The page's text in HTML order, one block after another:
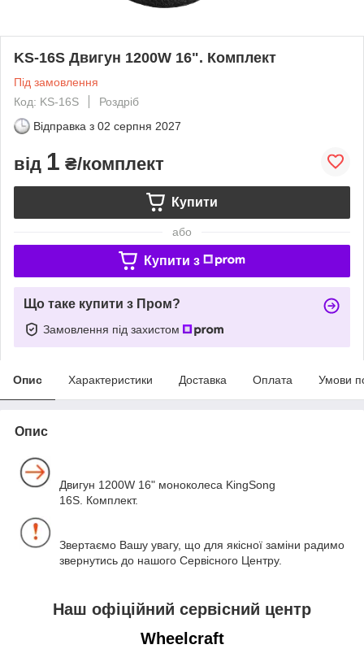
KS-16S Двигун 1200W 16". Комплект
Під замовлення
Код: KS-16S
Роздріб
Відправка з 02 серпня 2027
від 1 ₴/комплект
Купити
або
Купити з
Що таке купити з Пром?
Замовлення під захистом
Опис Характеристики Доставка Оплата Умови
Опис
Двигун 1200W 16" моноколеса KingSong
16S. Комплект.
Звертаємо Вашу увагу, що для якісної заміни радимо
звернутись до нашого Сервісного Центру.
Наш офіційний сервісний центр
Wheelcraft